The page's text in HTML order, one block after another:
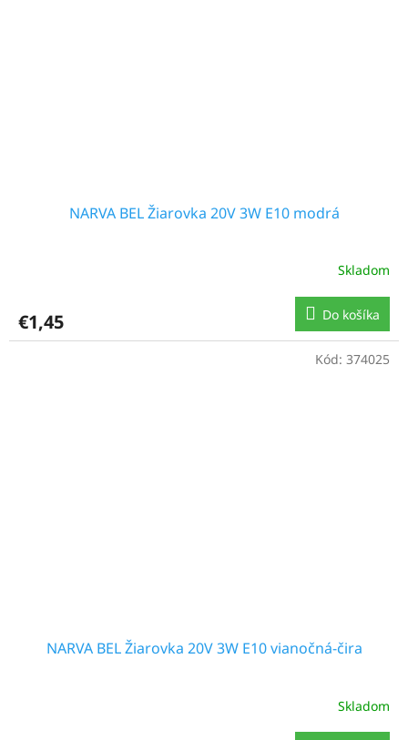
NARVA BEL Žiarovka 20V 3W E10 modrá
Skladom
€1,45 Do košíka
NARVA BEL Žiarovka 20V 3W E10 vianočná-čira
Skladom
Kód: 374025